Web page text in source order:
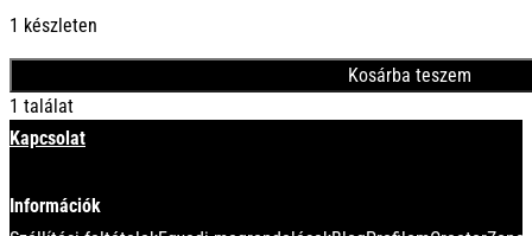
1 készleten
Kosárba teszem
1 találat
Kapcsolat
Információk